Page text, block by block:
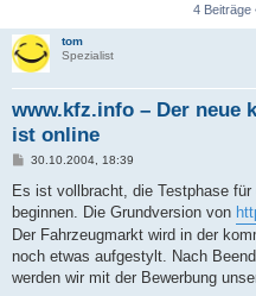
4 Beiträge
tom
Spezialist
www.kfz.info – Der neue
ist online
B
i
r
a
g
30.10.2004, 18:39
Es ist vollbracht, die Testphase
beginnen. Die Grundversion von
Der Fahrzeugmarkt wird in der
noch etwas aufgestylt. Nach
werden wir mit der Bewerbung